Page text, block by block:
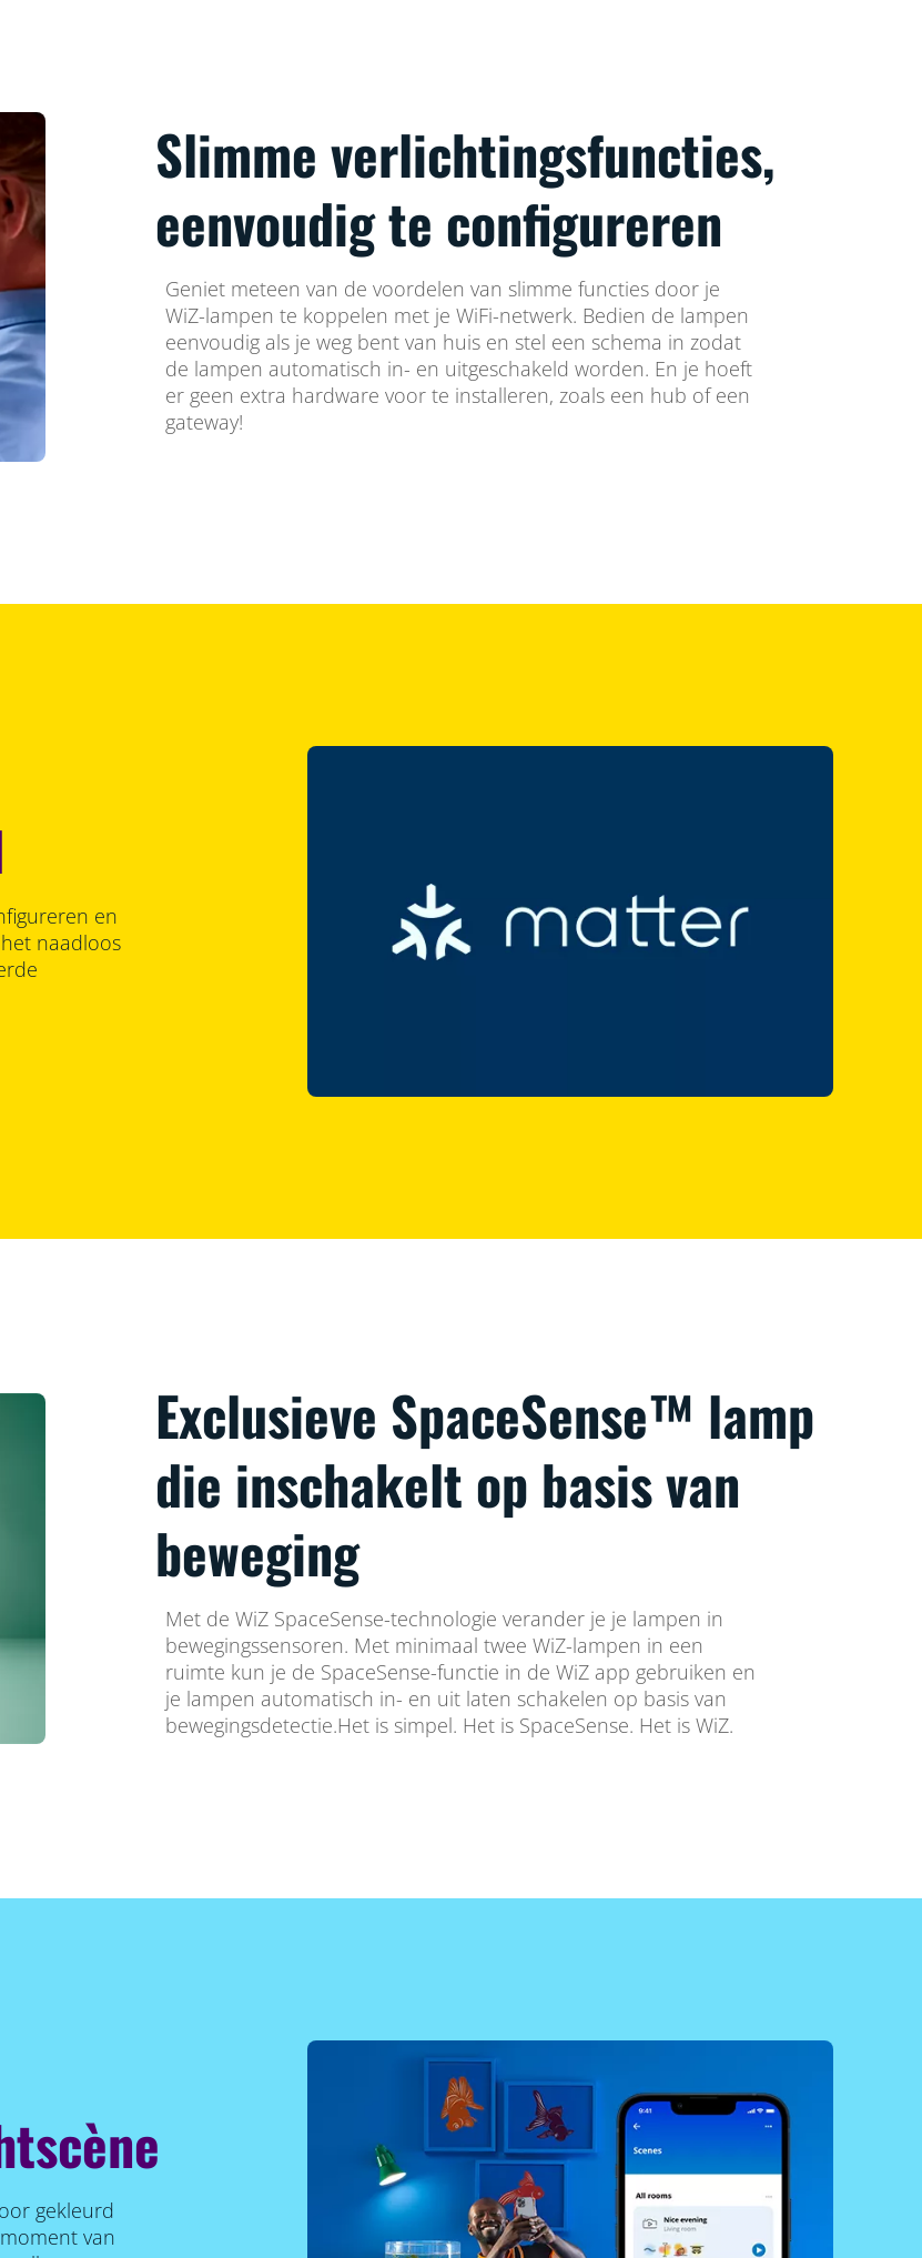
Slimme verlichtingsfuncties,
eenvoudig te configureren
Geniet meteen van de voordelen van slimme functies door je
WiZ-lampen te koppelen met je WiFi-netwerk. Bedien de lampen
eenvoudig als je weg bent van huis en stel een schema in zodat
de lampen automatisch in- en uitgeschakeld worden. En je hoeft
er geen extra hardware voor te installeren, zoals een hub of een
gateway!
en
naadloos
Exclusieve SpaceSense™ lamp
die inschakelt op basis van
beweging
Met de WiZ SpaceSense-technologie verander je je lampen in
bewegingssensoren. Met minimaal twee WiZ-lampen in een
ruimte kun je de SpaceSense-functie in de WiZ app gebruiken en
je lampen automatisch in- en uit laten schakelen op basis van
bewegingsdetectie.Het is simpel. Het is SpaceSense. Het is WiZ.
gekleurd
van